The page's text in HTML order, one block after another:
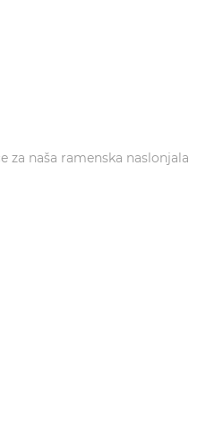
za naša ramenska naslonjala